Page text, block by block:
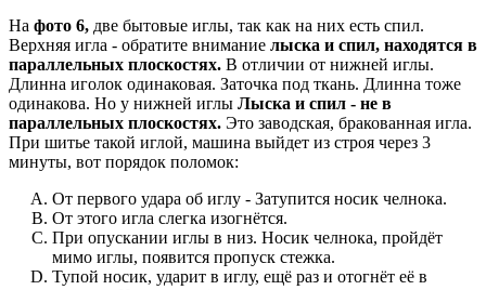
На фото 6, две бытовые иглы, так как на них есть спил.
Верхняя игла - обратите внимание лыска и спил, находятся в
параллельных плоскостях. В отличии от нижней иглы.
Длинна иголок одинаковая. Заточка под ткань. Длинна тоже
одинакова. Но у нижней иглы Лыска и спил - не в
параллельных плоскостях. Это заводская, бракованная игла.
При шитье такой иглой, машина выйдет из строя через 3
минуты, вот порядок поломок:
От первого удара об иглу - Затупится носик челнока.
От этого игла слегка изогнётся.
При опускании иглы в низ. Носик челнока, пройдёт
мимо иглы, появится пропуск стежка.
Тупой носик, ударит в иглу, ещё раз и отогнёт её в